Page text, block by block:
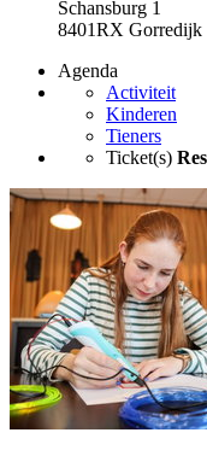
Schansburg 1
8401RX Gorredijk
Agenda
Activiteit
Kinderen
Tieners
Ticket(s)